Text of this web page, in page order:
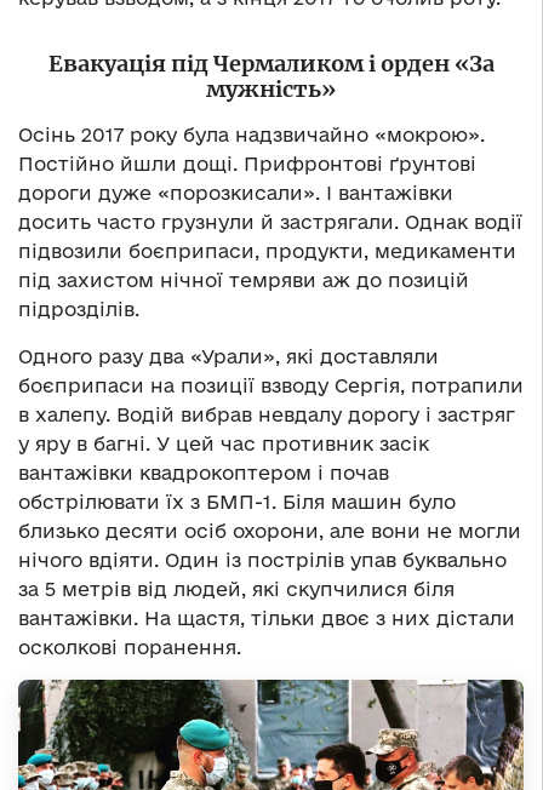
Евакуація під Чермаликом і орден «За
мужність»
Осінь 2017 року була надзвичайно «мокрою».
Постійно йшли дощі. Прифронтові ґрунтові
дороги дуже «порозкисали». І вантажівки
досить часто грузнули й застрягали. Однак водії
підвозили боєприпаси, продукти, медикаменти
під захистом нічної темряви аж до позицій
підрозділів.
Одного разу два «Урали», які доставляли
боєприпаси на позиції взводу Сергія, потрапили
в халепу. Водій вибрав невдалу дорогу і застряг
у яру в багні. У цей час противник засік
вантажівки квадрокоптером і почав
обстрілювати їх з БМП-1. Біля машин було
близько десяти осіб охорони, але вони не могли
нічого вдіяти. Один із пострілів упав буквально
за 5 метрів від людей, які скупчилися біля
вантажівки. На щастя, тільки двоє з них дістали
осколкові поранення.